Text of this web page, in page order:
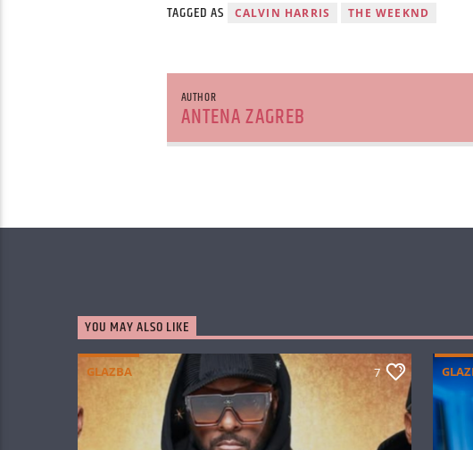
TAGGED AS CALVIN HARRIS THE WEEKND
AUTHOR
ANTENA ZAGREB
YOU MAY ALSO LIKE
GLAZBA 7